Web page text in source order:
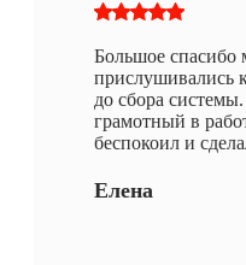
Большое
прислушивались
до сбора
грамотный в
беспокоил и
Елена